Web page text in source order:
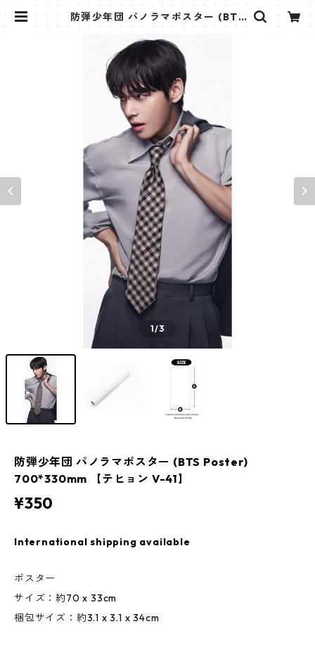
防弾少年団 パノラマポスター (BTS
V-41】 | K STAR PLUS
1/3
防弾少年団 パノラマポスター (BTS Poster)
700*330mm 【テヒョン V-41】
¥350
International shipping available
ポスター
サイズ：約70 x 33cm
梱包サイズ：約3.1 x 3.1 x 34cm